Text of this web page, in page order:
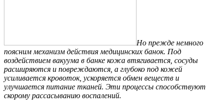
Но прежде немного
поясним механизм действия медицинских банок. Под
воздействием вакуума в банке кожа втягивается, сосуды
расширяются и повреждаются, а глубоко под кожей
усиливается кровоток, ускоряется обмен веществ и
улучшается питание тканей. Эти процессы способствуют
скорому рассасыванию воспалений.